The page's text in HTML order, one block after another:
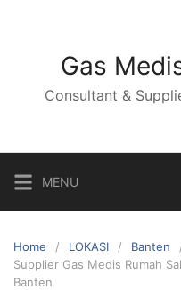
Gas
Consultant &
MENU
Home LOKASI
Banten
Supplier Gas Medis Rumah
Banten